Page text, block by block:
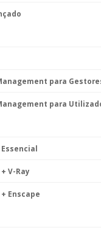
para
para
V-Ray
Enscape